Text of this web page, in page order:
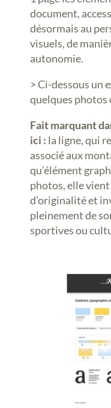
document,
désormais au
visuels, de
autonomie.
> Ci-dessous un
quelques photos
Fait marquant
ici : la ligne, qui
associé aux
qu’élément
photos, elle
d’originalité et
pleinement de
sportives ou